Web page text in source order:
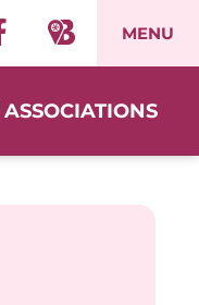
MENU